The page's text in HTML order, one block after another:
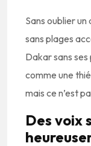
Sans oublier
sans plages
Dakar sans ses
comme une
mais ce n’est
Des voix